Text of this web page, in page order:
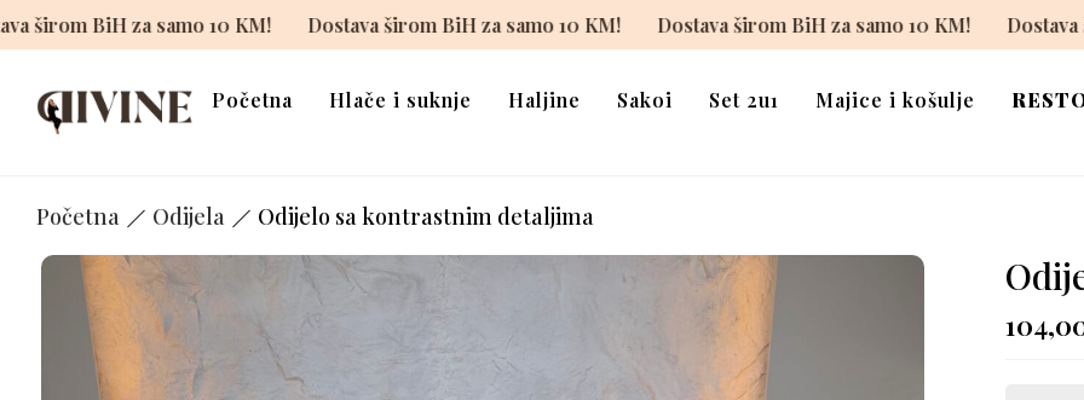
Dostava širom BiH za samo 10 KM! Dostava širom BiH za samo 10 KM! Dostava širom BiH za samo 10 KM!
Početna Hlače i suknje Haljine Sakoi Set 2u1 Majice i košulje
Početna Odijela Odijelo sa kontrastnim detaljima